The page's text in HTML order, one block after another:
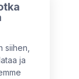
siihen,
ja